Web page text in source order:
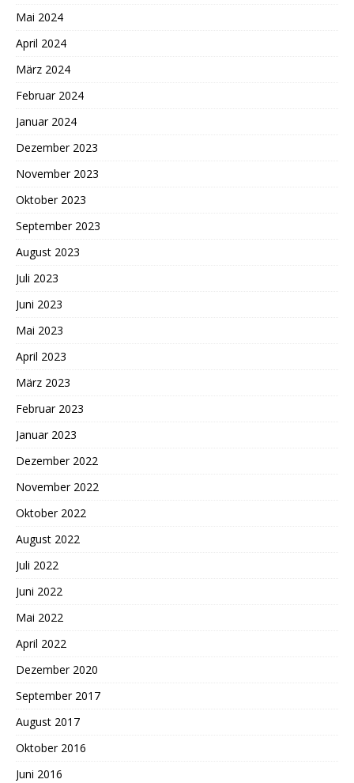
Mai 2024
April 2024
März 2024
Februar 2024
Januar 2024
Dezember 2023
November 2023
Oktober 2023
September 2023
August 2023
Juli 2023
Juni 2023
Mai 2023
April 2023
März 2023
Februar 2023
Januar 2023
Dezember 2022
November 2022
Oktober 2022
August 2022
Juli 2022
Juni 2022
Mai 2022
April 2022
Dezember 2020
September 2017
August 2017
Oktober 2016
Juni 2016